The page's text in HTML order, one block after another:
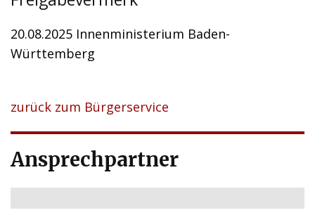
20.08.2025 Innenministerium Baden-
Württemberg
zurück zum Bürgerservice
Ansprechpartner